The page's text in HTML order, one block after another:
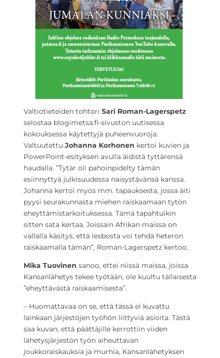
Valtiotieteiden tohtori Sari Roman-Lagerspetz
selostaa blogimetsa.fi-sivuston uutisessa
kokouksessa käytettyjä puheenvuoroja.
Valtuutettu Johanna Korhonen kertoi kuvien ja
PowerPoint-esityksen avulla äidistä tyttärensä
haudalla. ”Tytär oli pahoinpidelty tämän
esiinnyttyä julkisuudessa naisystävänsä kanssa.
Johanna kertoi myös mm. tapauksesta, jossa äiti
pyysi seurakunnasta miehen raiskaamaan tytön
eheyttämistarkoituksessa. Tämä tapahtuikin
sitten sata kertaa. Joissain Afrikan maissa on
vallalla käsitys, että lesbosta voi tehdä heteron
raiskaamalla tämän”, Roman-Lagerspetz kertoo.
Mika Tuovinen sanoo, ettei niissä maissa, joissa
Kansanlähetys tekee työtään, ole kuultu tällaisesta
”eheyttävästä raiskaamisesta”.
– Huomattavaa on se, että tässä ei kuvattu
lainkaan järjestöjen työhön liittyviä asioita. Tästä
saa kuvan, että päättäjille kerrottiin viiden
lähetysjärjestön työn aiheuttavan
joukkoraiskauksia ja murhia, Kansanlähetyksen